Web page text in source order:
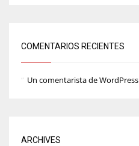
COMENTARIOS RECIENTES
Un comentarista de WordPress
ARCHIVES